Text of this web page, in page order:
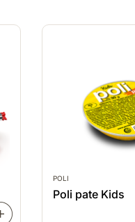
POLI
Poli pate Kids